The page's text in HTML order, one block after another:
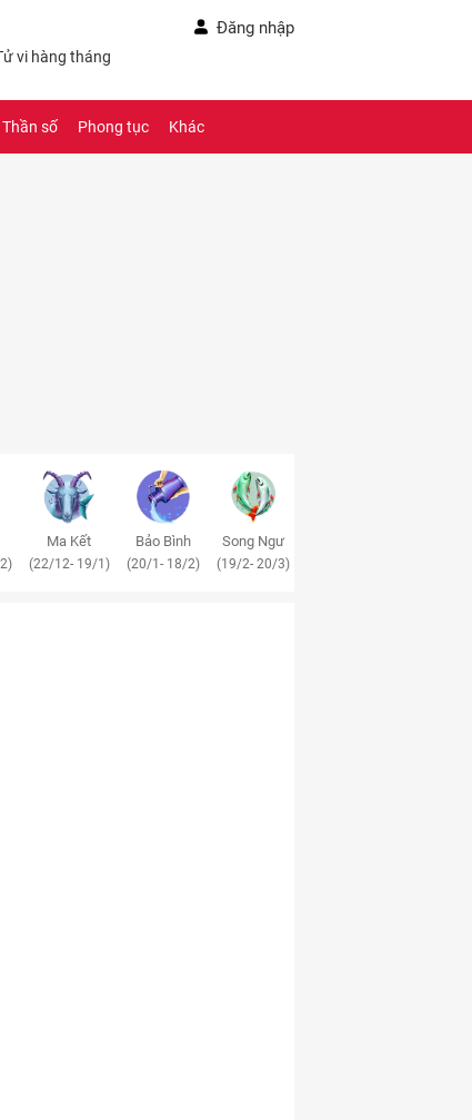
Đăng nhập
vi hàng tháng
Thần số Phong tục Khác
Ma Kết
(22/12- 19/1)
Bảo Bình
(20/1- 18/2)
Song Ngư
(19/2- 20/3)